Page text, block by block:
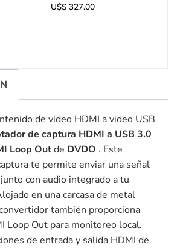
U$S 327.00
de video HDMI a video USB
de captura HDMI a USB 3.0
Loop Outde DVDO . Este
te permite enviar una señal
con audio integrado a tu
en una carcasa de metal
también proporciona
Loop Out para monitoreo local.
de entrada y salida HDMI de